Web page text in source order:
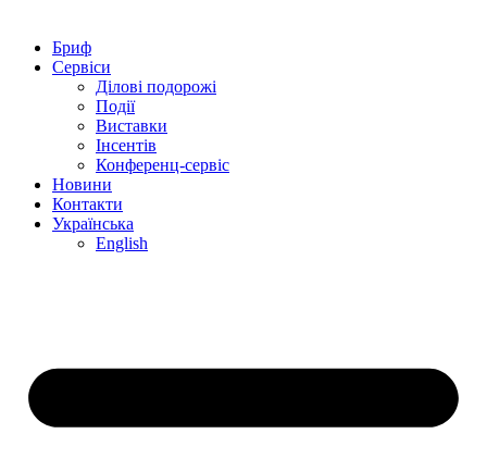
Бриф
Сервіси
Ділові подорожі
Події
Виставки
Інсентів
Конференц-сервіс
Новини
Контакти
Українська
English